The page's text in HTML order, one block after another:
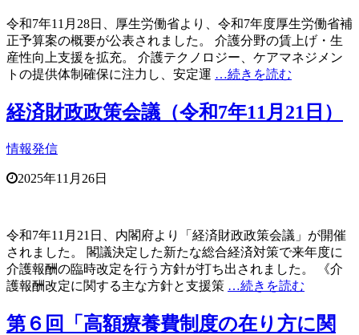
令和7年11月28日、厚生労働省より、令和7年度厚生労働省補
正予算案の概要が公表されました。 介護分野の賃上げ・生
産性向上支援を拡充。 介護テクノロジー、ケアマネジメン
トの提供体制確保に注力し、安定運 …続きを読む
経済財政政策会議（令和7年11月21日）
情報発信
2025年11月26日
令和7年11月21日、内閣府より「経済財政政策会議」が開催
されました。 閣議決定した新たな総合経済対策で来年度に
介護報酬の臨時改定を行う方針が打ち出されました。 《介
護報酬改定に関する主な方針と支援策 …続きを読む
第６回「高額療養費制度の在り方に関